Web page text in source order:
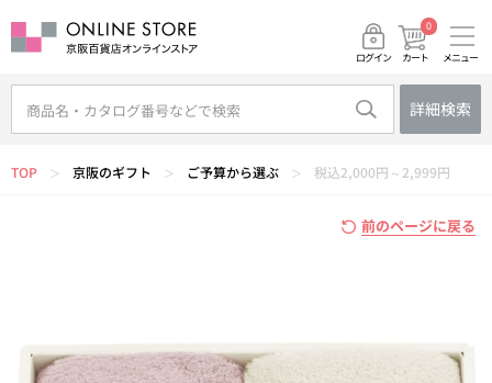
ログイン カート
0
メニュー
詳細検索
TOP ＞ 京阪のギフト ＞ ご予算から選ぶ ＞ 税込2,000円～2,999円
前のページに戻る